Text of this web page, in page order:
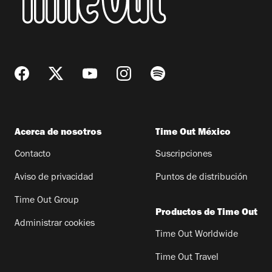
Acerca de nosotros
Contacto
Aviso de privacidad
Time Out Group
Administrar cookies
Time Out México
Suscripciones
Puntos de distribución
Productos de Time Out
Time Out Worldwide
Time Out Travel